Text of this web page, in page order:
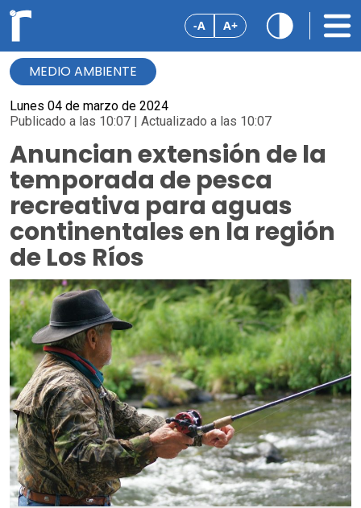
-A A+
MEDIO AMBIENTE
Lunes 04 de marzo de 2024
Publicado a las 10:07 | Actualizado a las 10:07
Anuncian extensión de la
temporada de pesca
recreativa para aguas
continentales en la región
de Los Ríos